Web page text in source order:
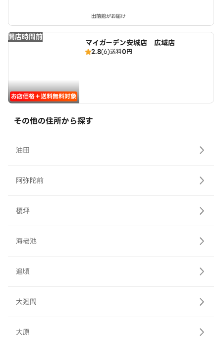
出前館がお届け
開店時間前
お店価格＋送料無料対象
マイガーデン安城店 広域店
2.8(6)送料0円
その他の住所から探す
油田
阿弥陀前
榎坪
海老池
追頃
大廻間
大原